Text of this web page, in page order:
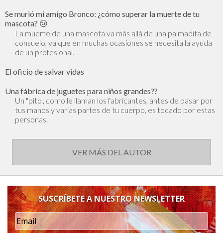
Se murió mi amigo Bronco: ¿cómo superar la muerte de tu
mascota? 😢
La muerte de una mascota va más allá de una palmadita de
consuelo, ya que en muchas ocasiones se necesita la ayuda
de un profesional.
El oficio de salvar vidas
Una fábrica de juguetes para niños grandes??
Un "pito", como le llaman los fabricantes, antes de pasar por
tus manos y varias partes de tu cuerpo, es tocado por estas
personas.
VER MÁS DEL AUTOR
SUSCRÍBETE A NUESTRO NEWSLETTER